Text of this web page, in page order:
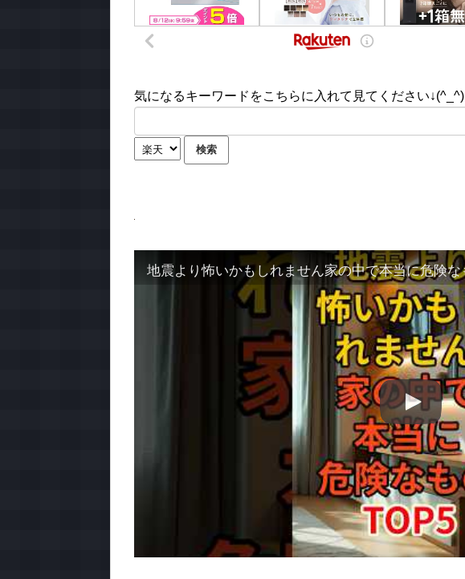
気になるキーワードをこちらに入れて見てください↓(^_^)